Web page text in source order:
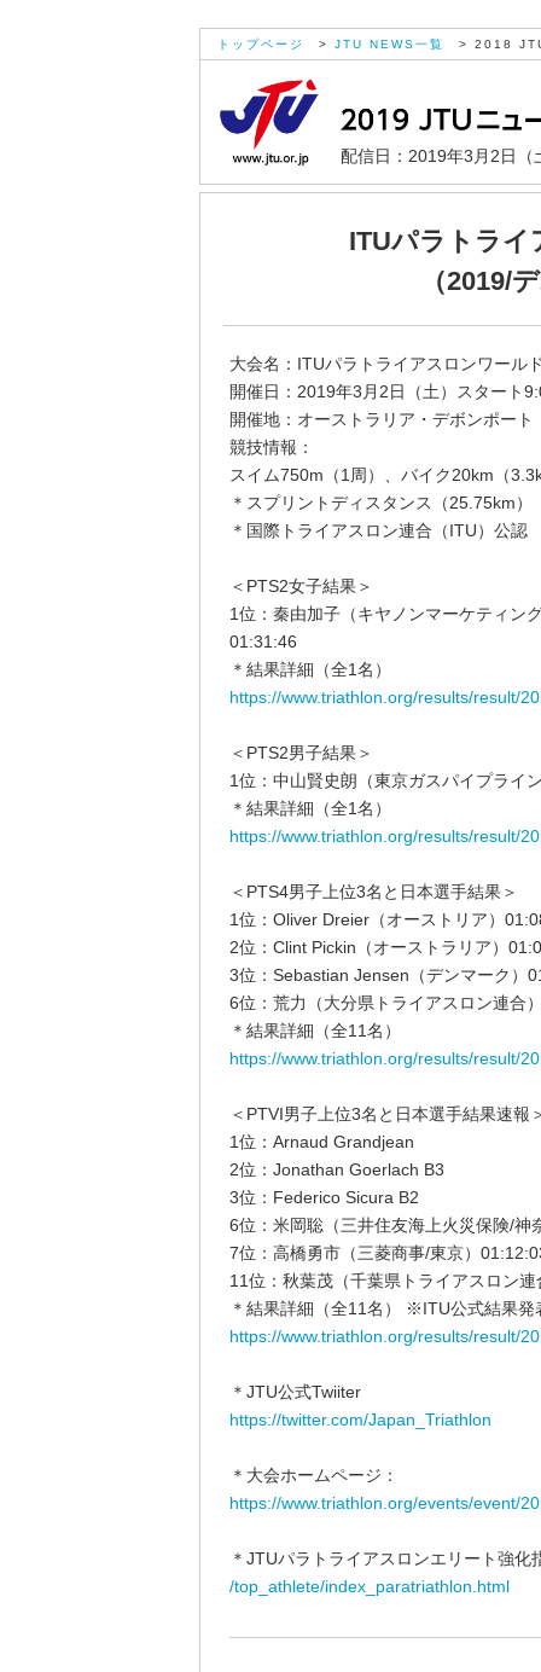
トップページ > JTU NEWS一覧 > 2018
配信日：2019年3月2日（
ITUパラトラ
（2019/
大会名：ITUパラトライアスロンワール
開催日：2019年3月2日（土）スタート
開催地：オーストラリア・デボンポート
競技情報：
スイム750m（1周）、バイク20km（
＊スプリントディスタンス（25.75km）
＊国際トライアスロン連合（ITU）公認
＜PTS2女子結果＞
1位：秦由加子（キヤノンマーケティン
01:31:46
＊結果詳細（全1名）
https://www.triathlon.org/results/result/
＜PTS2男子結果＞
1位：中山賢史朗（東京ガスパイプライ
＊結果詳細（全1名）
https://www.triathlon.org/results/result/
＜PTS4男子上位3名と日本選手結果＞
1位：Oliver Dreier（オーストリア）
2位：Clint Pickin（オーストラリア）
3位：Sebastian Jensen（デンマーク）
6位：荒力（大分県トライアスロン連合
＊結果詳細（全11名）
https://www.triathlon.org/results/result/
＜PTVI男子上位3名と日本選手結果速報
1位：Arnaud Grandjean
2位：Jonathan Goerlach B3
3位：Federico Sicura B2
6位：米岡聡（三井住友海上火災保険/神
7位：高橋勇市（三菱商事/東京）
11位：秋葉茂（千葉県トライアスロン
＊結果詳細（全11名） ※ITU公式結果発
https://www.triathlon.org/results/result/
＊JTU公式Twiiter
https://twitter.com/Japan_Triathlon
＊大会ホームページ：
https://www.triathlon.org/events/event/
＊JTUパラトライアスロンエリート強化
/top_athlete/index_paratriathlon.html